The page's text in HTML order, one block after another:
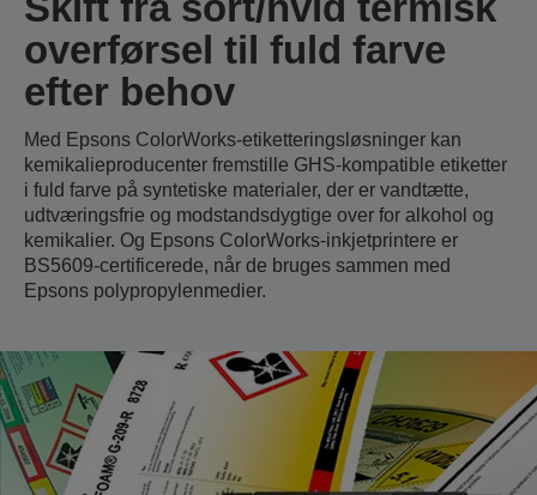
overførsel til fuld farve
efter behov
Med Epsons ColorWorks-etiketteringsløsninger kan
kemikalieproducenter fremstille GHS-kompatible etiketter
i fuld farve på syntetiske materialer, der er vandtætte,
udtværingsfrie og modstandsdygtige over for alkohol og
kemikalier. Og Epsons ColorWorks-inkjetprintere er
BS5609-certificerede, når de bruges sammen med
Epsons polypropylenmedier.